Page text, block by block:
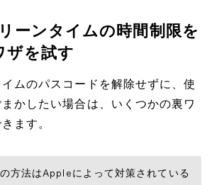
ーンタイムの時間制限を
ザを試す
ムのパスコードを解除せずに、使
かしたい場合は、いくつかの裏ワ
ます。
方法はAppleによって対策されている